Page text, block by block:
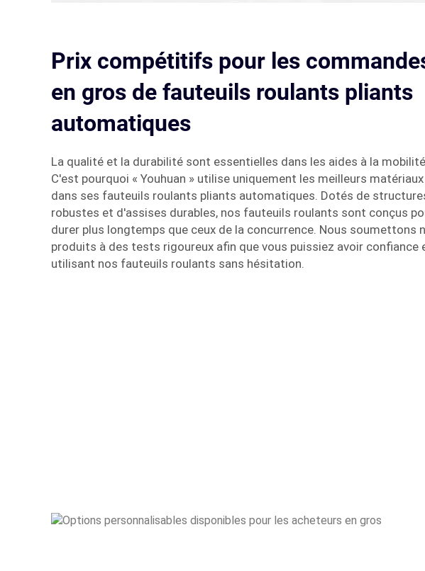
Prix compétitifs pour les
en gros de fauteuils roulants pliants
automatiques
La qualité et la durabilité sont essentielles dans les aides à la
C'est pourquoi « Youhuan » utilise uniquement les meilleurs matériaux
dans ses fauteuils roulants pliants automatiques. Dotés de
robustes et d'assises durables, nos fauteuils roulants sont conçus
durer plus longtemps que ceux de la concurrence. Nous soumettons
produits à des tests rigoureux afin que vous puissiez avoir confiance
utilisant nos fauteuils roulants sans hésitation.